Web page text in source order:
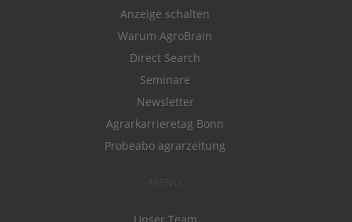
Anzeige schalten
Warum AgroBrain
Direct Search
Seminare
Newsletter
Agrarkarrieretag Bonn
Probeabo agrarzeitung